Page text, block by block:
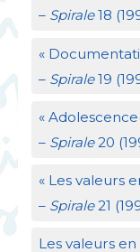
– Spirale18
«
– Spirale19
«
– Spirale20
« Les valeurs
– Spirale21
Les valeurs